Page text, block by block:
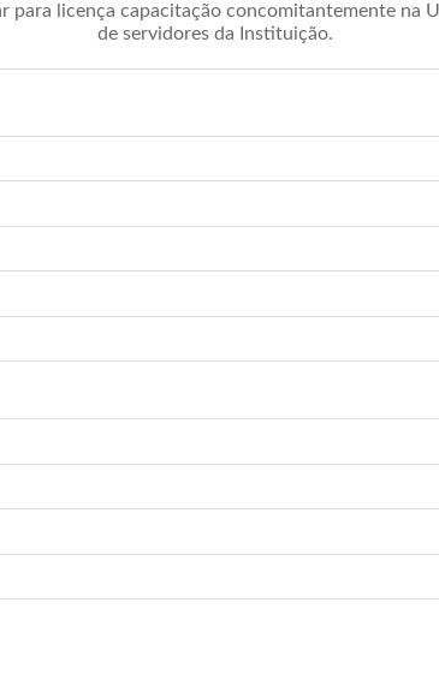
licença capacitação concomitantemente na
de servidores da Instituição.